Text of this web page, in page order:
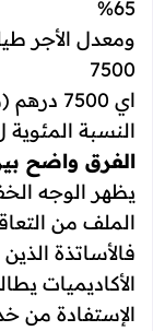
65%
7500
النسبة المئوية ل 35 سنة) = 4875
الفرق واضح
يظهر الوجه
الملف من
فالأساتذة
الأكاديميات